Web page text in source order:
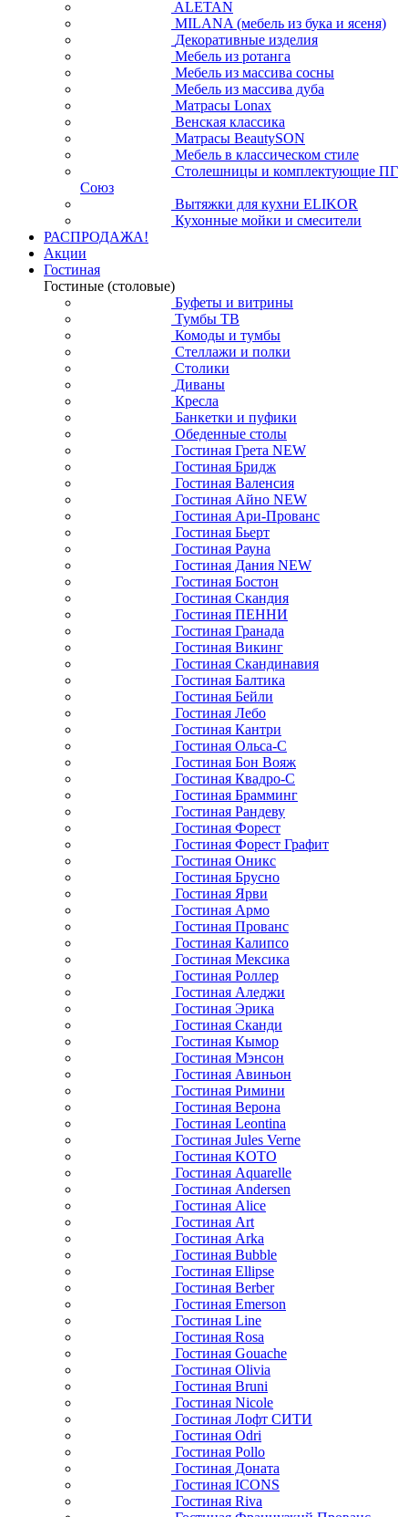
ALETAN
MILANA (мебель из бука и ясеня)
Декоративные изделия
Мебель из ротанга
Мебель из массива сосны
Мебель из массива дуба
Матрасы Lonax
Венская классика
Матрасы BeautySON
Мебель в классическом стиле
Столешницы и комплектующие ПГ
Союз
Вытяжки для кухни ELIKOR
Кухонные мойки и смесители
РАСПРОДАЖА!
Акции
Гостиная
Гостиные (столовые)
Буфеты и витрины
Тумбы ТВ
Комоды и тумбы
Стеллажи и полки
Столики
Диваны
Кресла
Банкетки и пуфики
Обеденные столы
Гостиная Грета NEW
Гостиная Бридж
Гостиная Валенсия
Гостиная Айно NEW
Гостиная Ари-Прованс
Гостиная Бьерт
Гостиная Рауна
Гостиная Дания NEW
Гостиная Бостон
Гостиная Скандия
Гостиная ПЕННИ
Гостиная Гранада
Гостиная Викинг
Гостиная Скандинавия
Гостиная Балтика
Гостиная Бейли
Гостиная Лебо
Гостиная Кантри
Гостиная Ольса-С
Гостиная Бон Вояж
Гостиная Квадро-С
Гостиная Брамминг
Гостиная Рандеву
Гостиная Форест
Гостиная Форест Графит
Гостиная Оникс
Гостиная Брусно
Гостиная Ярви
Гостиная Армо
Гостиная Прованс
Гостиная Калипсо
Гостиная Мексика
Гостиная Роллер
Гостиная Аледжи
Гостиная Эрика
Гостиная Сканди
Гостиная Кымор
Гостиная Мэнсон
Гостиная Авиньон
Гостиная Римини
Гостиная Верона
Гостиная Leontina
Гостиная Jules Verne
Гостиная KOTO
Гостиная Aquarelle
Гостиная Andersen
Гостиная Alice
Гостиная Art
Гостиная Arka
Гостиная Bubble
Гостиная Ellipse
Гостиная Berber
Гостиная Emerson
Гостиная Line
Гостиная Rosa
Гостиная Gouache
Гостиная Olivia
Гостиная Bruni
Гостиная Nicole
Гостиная Лофт СИТИ
Гостиная Odri
Гостиная Pollo
Гостиная Доната
Гостиная ICONS
Гостиная Riva